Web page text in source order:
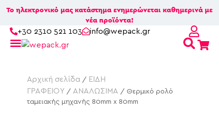
Το ηλεκτρονικό μας κατάστημα ενημερώνεται καθημερινά με
νέα προϊόντα!
+30 2310 521 103 info@wepack.gr
Αρχική σελίδα/ ΕΙΔΗ
ΓΡΑΦΕΙΟΥ / ΑΝΑΛΩΣΙΜΑ / Θερμικό ρολό
ταμειακής μηχανής 80mm x 80mm